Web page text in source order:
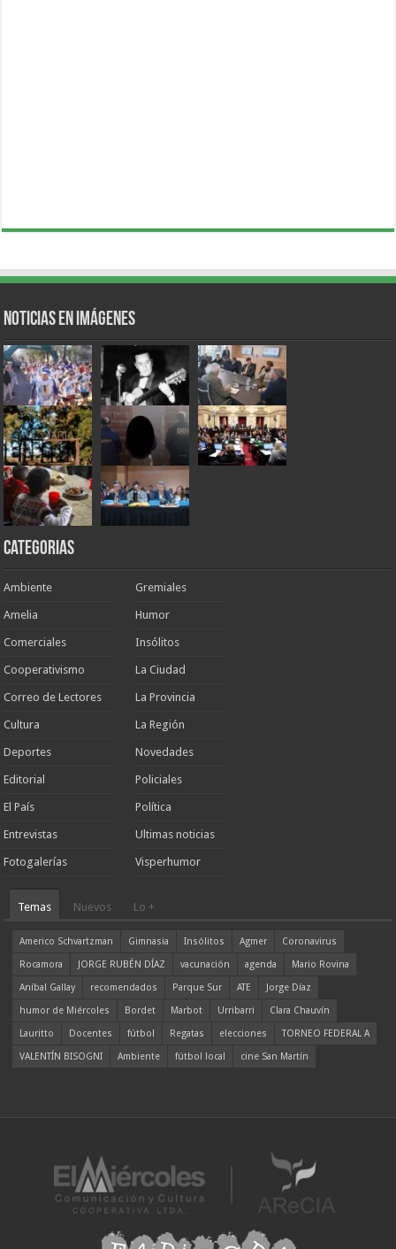
Noticias en Imágenes
Categorias
Ambiente
Amelia
Comerciales
Cooperativismo
Correo de Lectores
Cultura
Deportes
Editorial
El País
Entrevistas
Fotogalerías
Gremiales
Humor
Insólitos
La Ciudad
La Provincia
La Región
Novedades
Policiales
Política
Ultimas noticias
Visperhumor
Temas Nuevos Lo +
Americo Schvartzman Gimnasia Insólitos Agmer
Coronavirus
Rocamora
JORGE RUBÉN DÍAZ vacunación agenda
Mario Rovina
Aníbal Gallay
recomendados Parque Sur ATE
Jorge Díaz
humor de Miércoles
Bordet Marbot Urribarri
Clara Chauvín
Lauritto
Docentes fútbol Regatas elecciones
TORNEO FEDERAL A
VALENTÍN BISOGNI
Ambiente fútbol local cine San Martín